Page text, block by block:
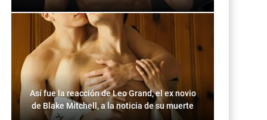
Así fue la reacción de Leo Grand, el ex novio
de Blake Mitchell, a la noticia de su muerte